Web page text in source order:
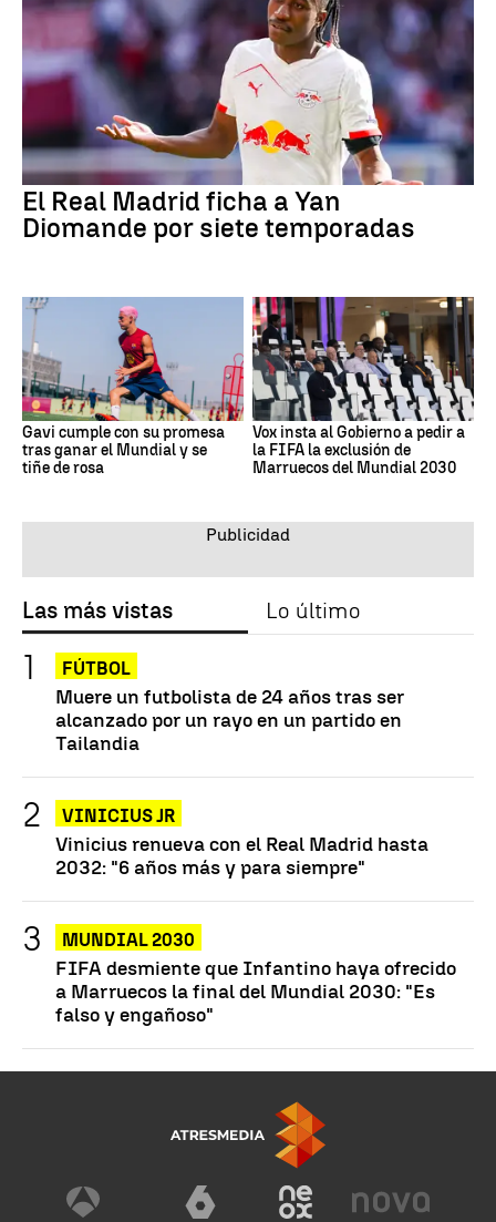
El Real Madrid ficha a Yan
Diomande por siete temporadas
Gavi cumple con su promesa
tras ganar el Mundial y se
tiñe de rosa
Vox insta al Gobierno a pedir a
la FIFA la exclusión de
Marruecos del Mundial 2030
Las más vistas Lo último
FÚTBOL
Muere un futbolista de 24 años tras ser
alcanzado por un rayo en un partido en
Tailandia
VINICIUS JR
Vinicius renueva con el Real Madrid hasta
2032: "6 años más y para siempre"
MUNDIAL 2030
FIFA desmiente que Infantino haya ofrecido
a Marruecos la final del Mundial 2030: "Es
falso y engañoso"